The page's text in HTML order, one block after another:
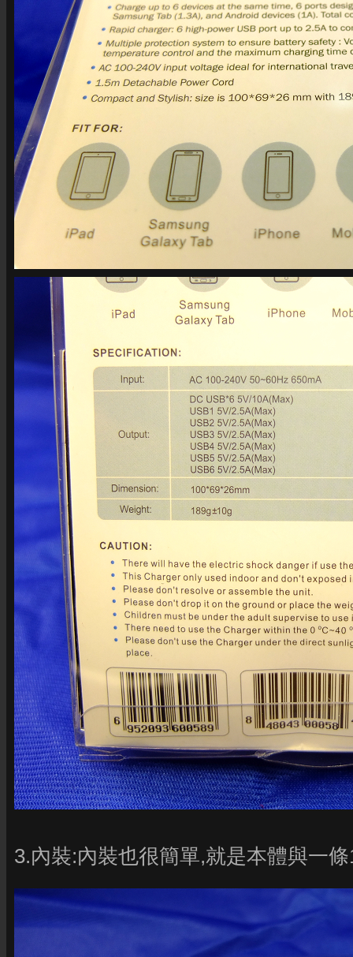
3.內裝:內裝也很簡單,就是本體與一